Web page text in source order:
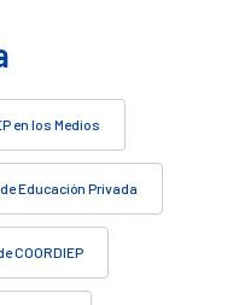
en los Medios
Educación Privada
COORDIEP